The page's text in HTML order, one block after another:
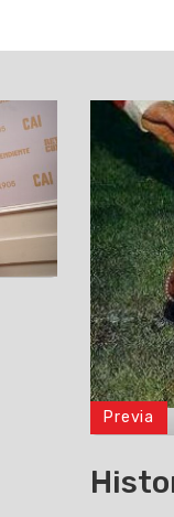
Previa